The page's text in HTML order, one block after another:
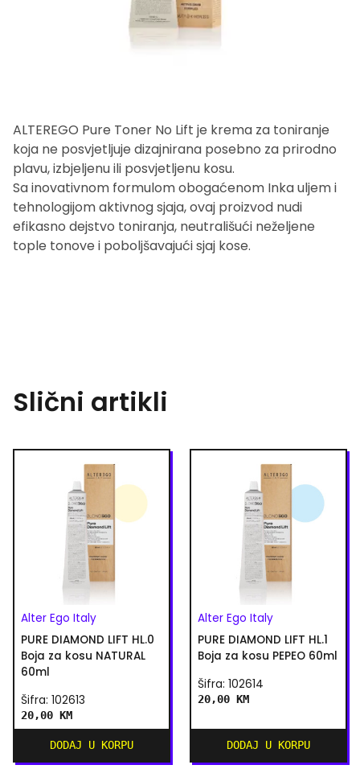
ALTEREGO Pure Toner No Lift je krema za toniranje
koja ne posvjetljuje dizajnirana posebno za prirodno
plavu, izbjeljenu ili posvjetljenu kosu.
Sa inovativnom formulom obogaćenom Inka uljem i
tehnologijom aktivnog sjaja, ovaj proizvod nudi
efikasno dejstvo toniranja, neutrališući neželjene
tople tonove i poboljšavajući sjaj kose.
Slični artikli
Alter Ego Italy
PURE DIAMOND LIFT HL.0
Boja za kosu NATURAL
60ml
Šifra: 102613
20,00 KM
DODAJ U KORPU
Alter Ego Italy
PURE DIAMOND LIFT HL.1
Boja za kosu PEPEO 60ml
Šifra: 102614
20,00 KM
DODAJ U KORPU